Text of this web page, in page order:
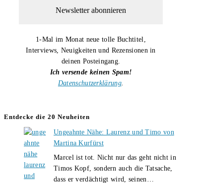
1-Mal im Monat neue tolle Buchtitel,
Interviews, Neuigkeiten und Rezensionen in
deinen Posteingang.
Ich versende keinen Spam!
Datenschutzerklärung.
Entdecke die 20 Neuheiten
Ungeahnte Nähe: Laurenz und Timo von
Martina Kurfürst
Marcel ist tot. Nicht nur das geht nicht in
Timos Kopf, sondern auch die Tatsache,
dass er verdächtigt wird, seinen…